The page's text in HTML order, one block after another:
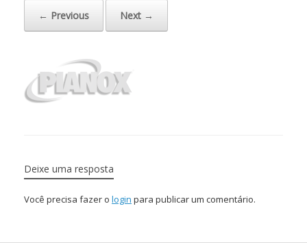
← Previous
Next →
Deixe uma resposta
Você precisa fazer o login para publicar um comentário.